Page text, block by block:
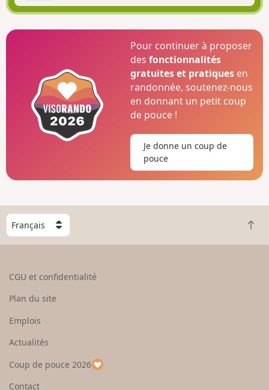
Pour continuer à proposer
desfonctionnalités
gratuites et pratiques en
randonnée, soutenez-nous
en donnant un petit coup
de pouce !
Je donne un coup de
pouce
C
h
o
e
u
p
a
R
e
CGU et confidentialité
Plan du site
Emplois
Actualités
Coup de pouce 2026
Contact